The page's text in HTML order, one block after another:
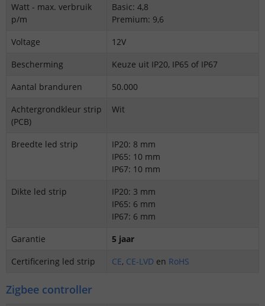
Watt - max. verbruik
p/m
Basic: 4,8
Premium: 9,6
Voltage
12V
Bescherming
Keuze uit IP20, IP65 of IP67
Aantal branduren
50.000
Achtergrondkleur strip
(PCB)
Wit
Breedte led strip
IP20: 8 mm
IP65: 10 mm
IP67: 10 mm
Dikte led strip
IP20: 3 mm
IP65: 6 mm
IP67: 6 mm
Garantie
5 jaar
Certificering led strip
CE, CE-LVD en RoHS
Zigbee controller